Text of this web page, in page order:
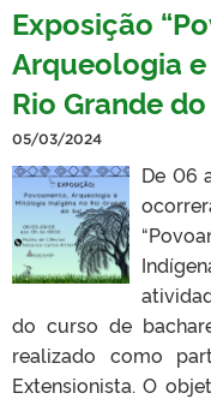
Exposição
Arqueologia
Rio Grande do
05/03/2024
De 06
do curso de
realizado como
Extensionista. O